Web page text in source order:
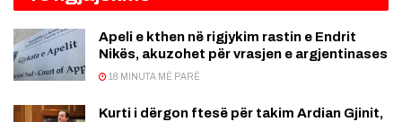
Apeli e kthen në rigjykim rastin e Endrit
Nikës, akuzohet për vrasjen e argjentinases
18 MINUTA MË PARË
Kurti i dërgon ftesë për takim Ardian Gjinit,